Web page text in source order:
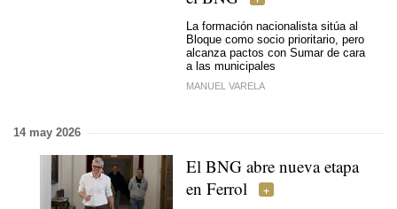
La formación nacionalista sitúa al
Bloque como socio prioritario, pero
alcanza pactos con Sumar de cara
a las municipales
MANUEL VARELA
14 may 2026
El BNG abre nueva etapa
en Ferrol